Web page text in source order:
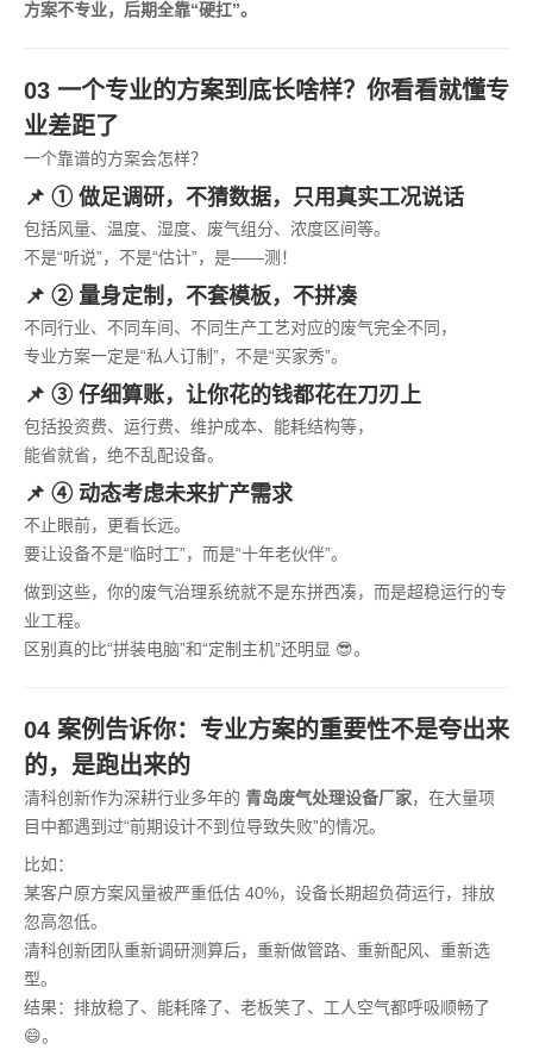
方案不专业，后期全靠“硬扛”。
03 一个专业的方案到底长啥样？你看看就懂专
业差距了
一个靠谱的方案会怎样？
📌 ① 做足调研，不猜数据，只用真实工况说话
包括风量、温度、湿度、废气组分、浓度区间等。
不是“听说”，不是“估计”，是——测！
📌 ② 量身定制，不套模板，不拼凑
不同行业、不同车间、不同生产工艺对应的废气完全不同，
专业方案一定是“私人订制”，不是“买家秀”。
📌 ③ 仔细算账，让你花的钱都花在刀刃上
包括投资费、运行费、维护成本、能耗结构等，
能省就省，绝不乱配设备。
📌 ④ 动态考虑未来扩产需求
不止眼前，更看长远。
要让设备不是“临时工”，而是“十年老伙伴”。
做到这些，你的废气治理系统就不是东拼西凑，而是超稳运行的专
业工程。
区别真的比“拼装电脑”和“定制主机”还明显 😎。
04 案例告诉你：专业方案的重要性不是夸出来
的，是跑出来的
清科创新作为深耕行业多年的 青岛废气处理设备厂家，在大量项
目中都遇到过“前期设计不到位导致失败”的情况。
比如：
某客户原方案风量被严重低估 40%，设备长期超负荷运行，排放
忽高忽低。
清科创新团队重新调研测算后，重新做管路、重新配风、重新选
型。
结果：排放稳了、能耗降了、老板笑了、工人空气都呼吸顺畅了
😄。